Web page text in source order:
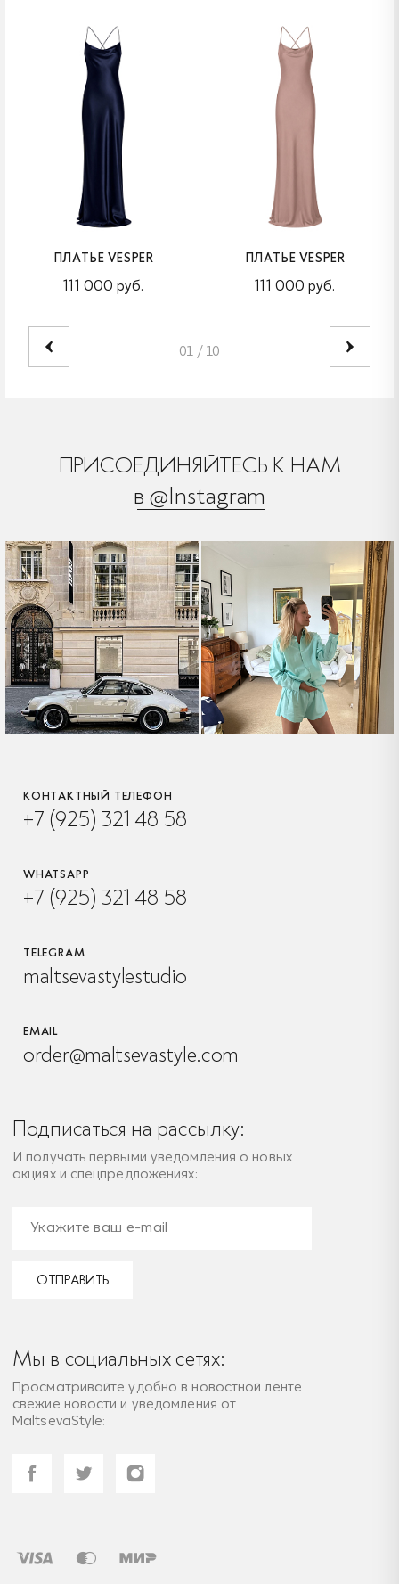
ПЛАТЬЕ VESPER
111 000 руб.
ПЛАТЬЕ VESPER
111 000 руб.
01 / 10
ПРИСОЕДИНЯЙТЕСЬ К НАМ
в @Instagram
КОНТАКТНЫЙ ТЕЛЕФОН
+7 (925) 321 48 58
WHATSAPP
+7 (925) 321 48 58
TELEGRAM
maltsevastylestudio
EMAIL
order@maltsevastyle.com
Подписаться на рассылку:
И получать первыми уведомления о новых
акциях и спецпредложениях:
ОТПРАВИТЬ
Мы в социальных сетях:
Просматривайте удобно в новостной ленте
свежие новости и уведомления от
MaltsevaStyle: